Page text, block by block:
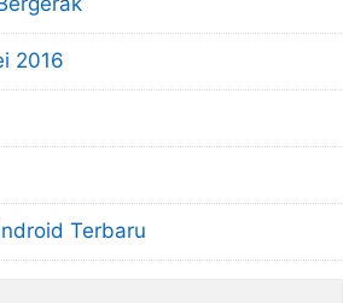
2016
Terbaru